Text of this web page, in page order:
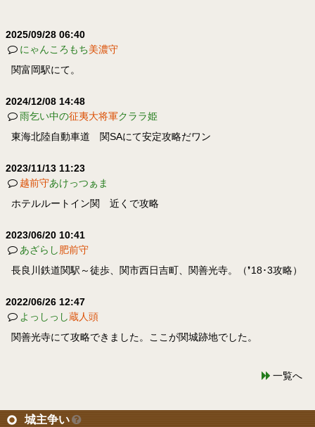
2025/09/28 06:40
にゃんころもち美濃守
関富岡駅にて。
2024/12/08 14:48
雨乞い中の征夷大将軍クララ姫
東海北陸自動車道 関SAにて安定攻略だワン
2023/11/13 11:23
越前守あけっつぁま
ホテルルートイン関 近くで攻略
2023/06/20 10:41
あざらし肥前守
長良川鉄道関駅～徒歩、関市西日吉町、関善光寺。（❜18･3攻略）
2022/06/26 12:47
よっしっし蔵人頭
関善光寺にて攻略できました。ここが関城跡地でした。
一覧へ
城主争い